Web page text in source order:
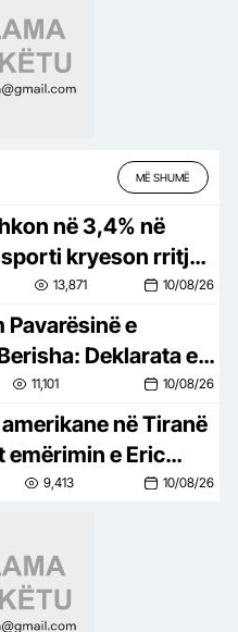
MË SHUMË
në 3,4% në
kryeson rritjen
8%13,871 10/08/26
Pavarësinë e
Deklarata e
papranueshme,
historik
11,101 10/08/26
në Tiranë
emërimin e Eric
dhe
9,413 10/08/26